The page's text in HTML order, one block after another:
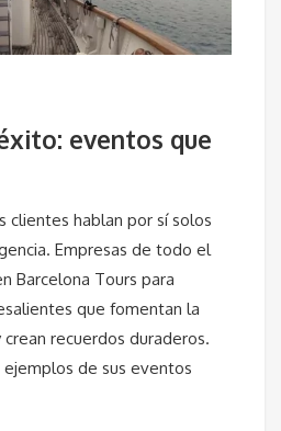
eventos que
clientes hablan por sí solos
Empresas de todo el
Barcelona Tours para
que fomentan la
recuerdos duraderos.
de sus eventos